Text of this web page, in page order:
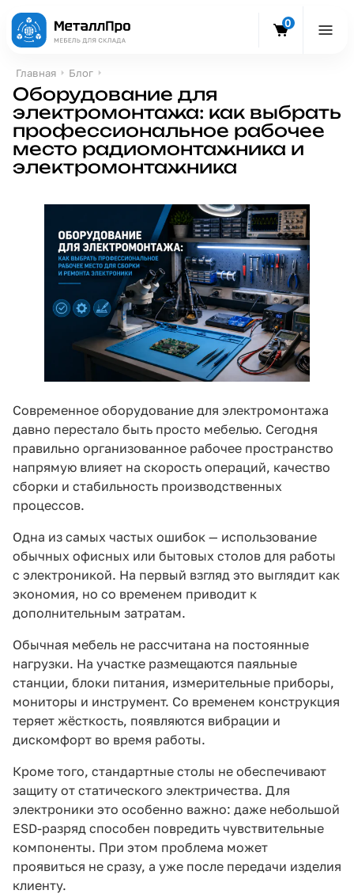
0
Главная Блог
Оборудование для
электромонтажа: как выбрать
профессиональное рабочее
место радиомонтажника и
электромонтажника
Современное оборудование для электромонтажа
давно перестало быть просто мебелью. Сегодня
правильно организованное рабочее пространство
напрямую влияет на скорость операций, качество
сборки и стабильность производственных
процессов.
Одна из самых частых ошибок — использование
обычных офисных или бытовых столов для работы
с электроникой. На первый взгляд это выглядит как
экономия, но со временем приводит к
дополнительным затратам.
Обычная мебель не рассчитана на постоянные
нагрузки. На участке размещаются паяльные
станции, блоки питания, измерительные приборы,
мониторы и инструмент. Со временем конструкция
теряет жёсткость, появляются вибрации и
дискомфорт во время работы.
Кроме того, стандартные столы не обеспечивают
защиту от статического электричества. Для
электроники это особенно важно: даже небольшой
ESD-разряд способен повредить чувствительные
компоненты. При этом проблема может
проявиться не сразу, а уже после передачи изделия
клиенту.